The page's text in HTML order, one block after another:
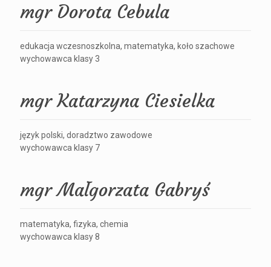
mgr Dorota Cebula
edukacja wczesnoszkolna, matematyka, koło szachowe
wychowawca klasy 3
mgr Katarzyna Ciesielka
język polski, doradztwo zawodowe
wychowawca klasy 7
mgr Małgorzata Gabryś
matematyka, fizyka, chemia
wychowawca klasy 8